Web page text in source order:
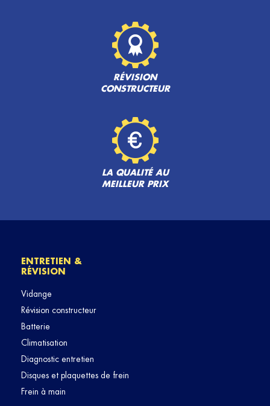
RÉVISION
CONSTRUCTEUR
LA QUALITÉ AU
MEILLEUR PRIX
ENTRETIEN &
RÉVISION
Vidange
Révision constructeur
Batterie
Climatisation
Diagnostic entretien
Disques et plaquettes de frein
Frein à main